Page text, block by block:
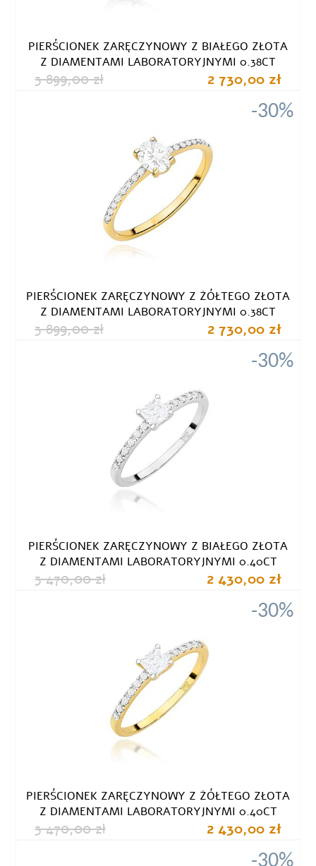
PIERŚCIONEK ZARĘCZYNOWY Z BIAŁEGO ZŁOTA
Z DIAMENTAMI LABORATORYJNYMI 0.38CT
3 899,00 zł 2 730,00 zł
-30%
PIERŚCIONEK ZARĘCZYNOWY Z ŻÓŁTEGO ZŁOTA
Z DIAMENTAMI LABORATORYJNYMI 0.38CT
3 899,00 zł 2 730,00 zł
-30%
PIERŚCIONEK ZARĘCZYNOWY Z BIAŁEGO ZŁOTA
Z DIAMENTAMI LABORATORYJNYMI 0.40CT
3 470,00 zł 2 430,00 zł
-30%
PIERŚCIONEK ZARĘCZYNOWY Z ŻÓŁTEGO ZŁOTA
Z DIAMENTAMI LABORATORYJNYMI 0.40CT
3 470,00 zł 2 430,00 zł
-30%